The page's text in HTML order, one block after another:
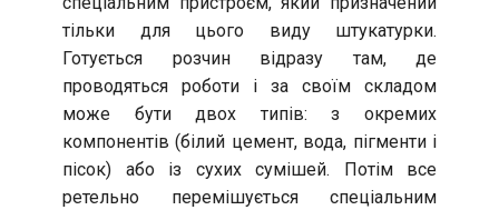
тільки для цього виду штукатурки.
Готується розчин відразу там, де
проводяться роботи і за своїм складом
може бути двох типів: з окремих
компонентів (білий цемент, вода, пігменти і
пісок) або із сухих сумішей. Потім все
ретельно перемішується спеціальним